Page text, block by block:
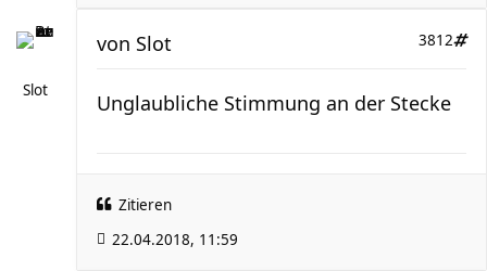
Slot
3812
von Slot
Unglaubliche Stimmung an der Stecke
Zitieren
22.04.2018, 11:59